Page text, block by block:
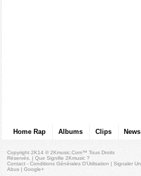
Home Rap Albums Clips News
Copyright 2K14 © 2Kmusic.com™Tous Droits
Réservés . |Que Signifie 2Kmusic ?
Contact - Conditions Générales D'Utilisation |Signaler Un
Abus |Google+